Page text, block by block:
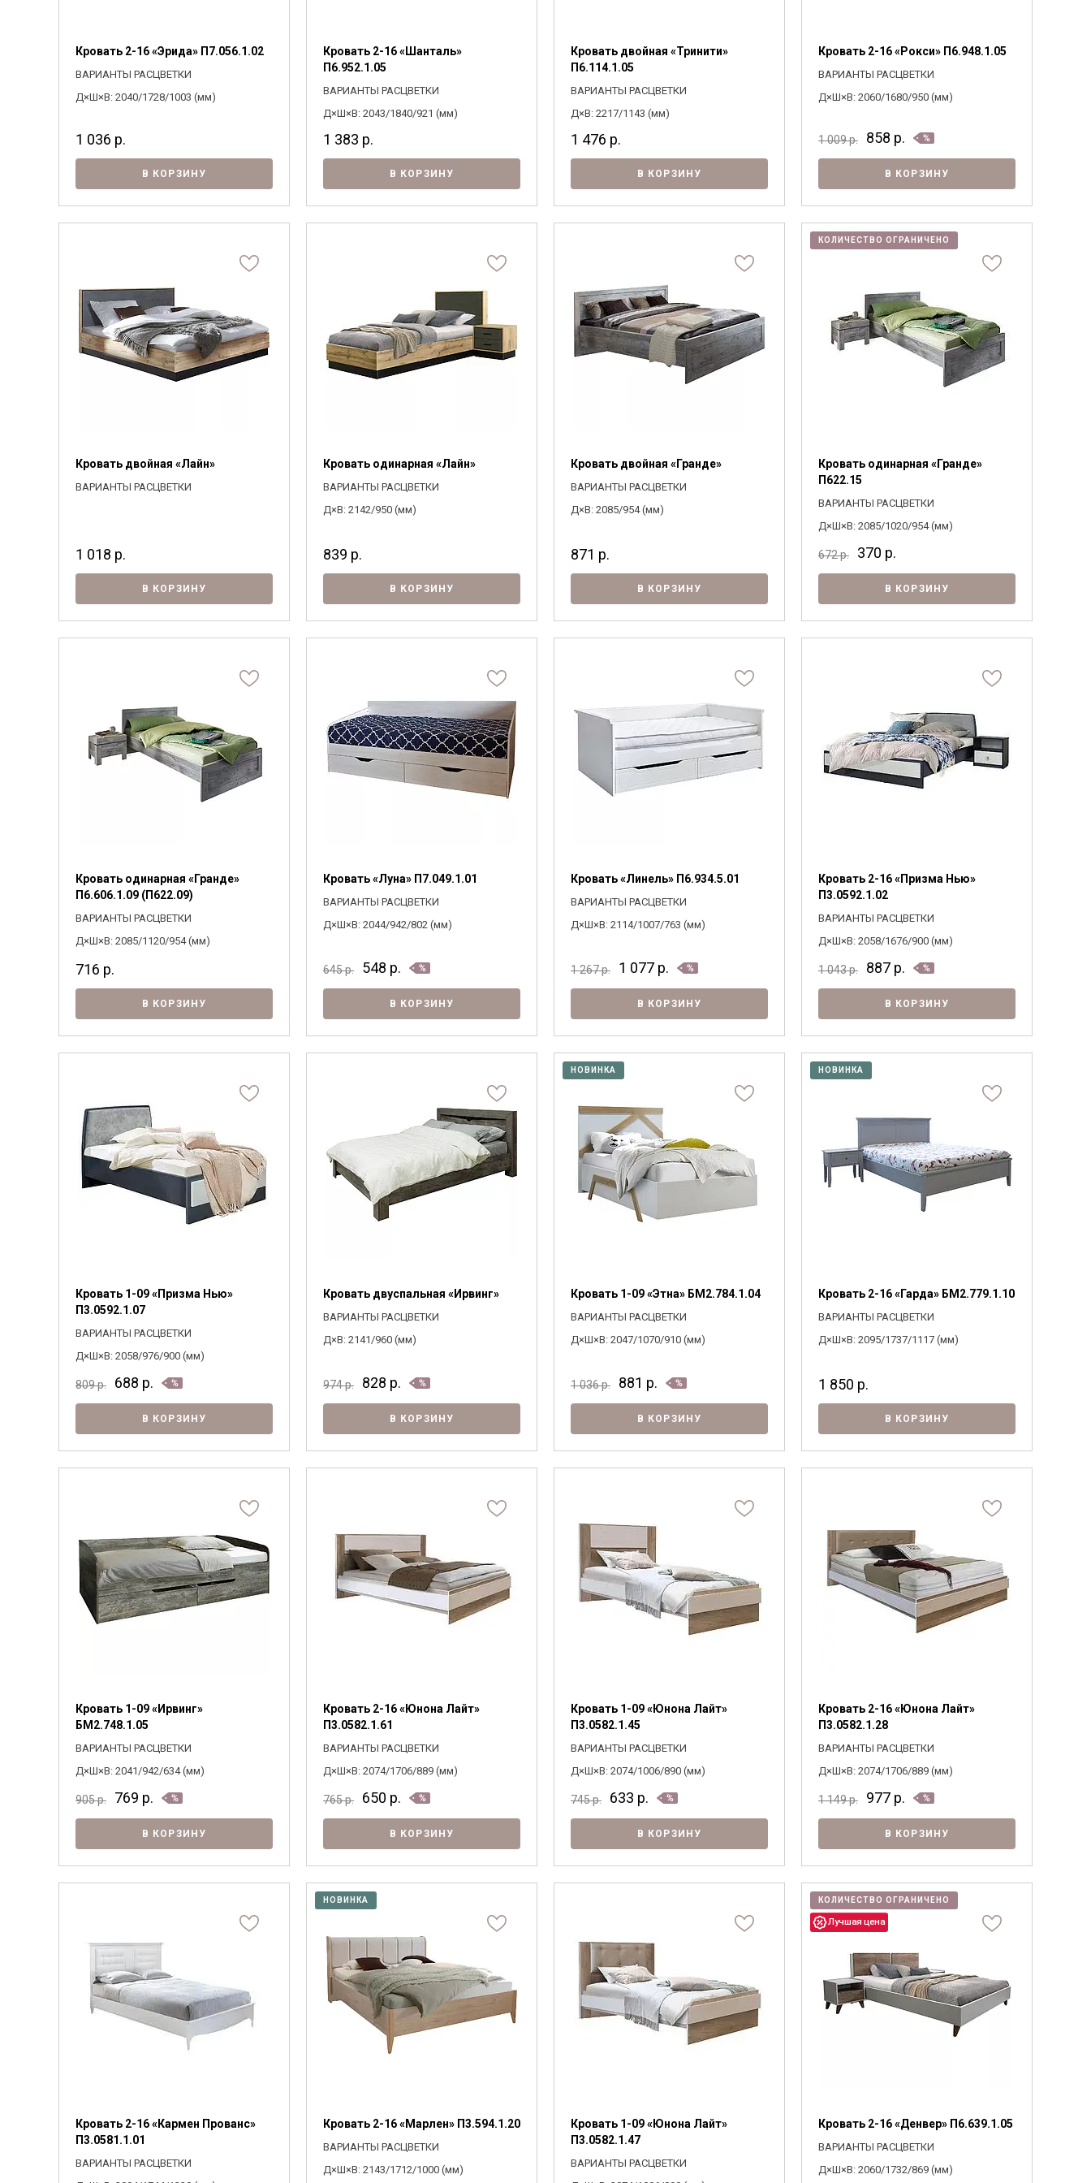
Я ознакомлен с Политикойв отношении
обработки персональных данных и
согласен на их обработку.
Кровать 2-16 «Эрида» П7.056.1.02
ВАРИАНТЫ РАСЦВЕТКИ
Д×Ш×В: 2040/1728/1003 (мм)
1 036 р.
В КОРЗИНУ
Кровать 2-16 «Шанталь»
П6.952.1.05
ВАРИАНТЫ РАСЦВЕТКИ
Д×Ш×В: 2043/1840/921 (мм)
1 383 р.
В КОРЗИНУ
Кровать двойная «Тринити»
П6.114.1.05
ВАРИАНТЫ РАСЦВЕТКИ
Д×В: 2217/1143 (мм)
1 476 р.
В КОРЗИНУ
Кровать 2-16 «Рокси» П6.948.1.05
ВАРИАНТЫ РАСЦВЕТКИ
Д×Ш×В: 2060/1680/950 (мм)
1 009р. 858 р.
В КОРЗИНУ
Кровать двойная «Лайн»
ВАРИАНТЫ РАСЦВЕТКИ
1 018 р.
В КОРЗИНУ
Кровать одинарная «Лайн»
ВАРИАНТЫ РАСЦВЕТКИ
Д×В: 2142/950 (мм)
839 р.
В КОРЗИНУ
Кровать двойная «Гранде»
ВАРИАНТЫ РАСЦВЕТКИ
Д×В: 2085/954 (мм)
871 р.
В КОРЗИНУ
КОЛИЧЕСТВО ОГРАНИЧЕНО
Кровать одинарная «Гранде»
П622.15
ВАРИАНТЫ РАСЦВЕТКИ
Д×Ш×В: 2085/1020/954 (мм)
672р. 370 р.
В КОРЗИНУ
Кровать одинарная «Гранде»
П6.606.1.09 (П622.09)
ВАРИАНТЫ РАСЦВЕТКИ
Д×Ш×В: 2085/1120/954 (мм)
716 р.
В КОРЗИНУ
Кровать «Луна» П7.049.1.01
ВАРИАНТЫ РАСЦВЕТКИ
Д×Ш×В: 2044/942/802 (мм)
645р. 548 р.
В КОРЗИНУ
Кровать «Линель» П6.934.5.01
ВАРИАНТЫ РАСЦВЕТКИ
Д×Ш×В: 2114/1007/763 (мм)
1 267р. 1 077 р.
В КОРЗИНУ
Кровать 2-16 «Призма Нью»
П3.0592.1.02
ВАРИАНТЫ РАСЦВЕТКИ
Д×Ш×В: 2058/1676/900 (мм)
1 043р. 887 р.
В КОРЗИНУ
Кровать 1-09 «Призма Нью»
П3.0592.1.07
ВАРИАНТЫ РАСЦВЕТКИ
Д×Ш×В: 2058/976/900 (мм)
809р. 688 р.
В КОРЗИНУ
Кровать двуспальная «Ирвинг»
ВАРИАНТЫ РАСЦВЕТКИ
Д×В: 2141/960 (мм)
974р. 828 р.
В КОРЗИНУ
НОВИНКА
Кровать 1-09 «Этна» БМ2.784.1.04
ВАРИАНТЫ РАСЦВЕТКИ
Д×Ш×В: 2047/1070/910 (мм)
1 036р. 881 р.
В КОРЗИНУ
НОВИНКА
Кровать 2-16 «Гарда» БМ2.779.1.10
ВАРИАНТЫ РАСЦВЕТКИ
Д×Ш×В: 2095/1737/1117 (мм)
1 850 р.
В КОРЗИНУ
Кровать 1-09 «Ирвинг»
БМ2.748.1.05
ВАРИАНТЫ РАСЦВЕТКИ
Д×Ш×В: 2041/942/634 (мм)
905р. 769 р.
В КОРЗИНУ
Кровать 2-16 «Юнона Лайт»
П3.0582.1.61
ВАРИАНТЫ РАСЦВЕТКИ
Д×Ш×В: 2074/1706/889 (мм)
765р. 650 р.
В КОРЗИНУ
Кровать 1-09 «Юнона Лайт»
П3.0582.1.45
ВАРИАНТЫ РАСЦВЕТКИ
Д×Ш×В: 2074/1006/890 (мм)
745р. 633 р.
В КОРЗИНУ
Кровать 2-16 «Юнона Лайт»
П3.0582.1.28
ВАРИАНТЫ РАСЦВЕТКИ
Д×Ш×В: 2074/1706/889 (мм)
1 149р. 977 р.
В КОРЗИНУ
Кровать 2-16 «Кармен Прованс»
П3.0581.1.01
ВАРИАНТЫ РАСЦВЕТКИ
НОВИНКА
Кровать 2-16 «Марлен» П3.594.1.20
ВАРИАНТЫ РАСЦВЕТКИ
Д×Ш×В: 2143/1712/1000 (мм)
Кровать 1-09 «Юнона Лайт»
П3.0582.1.47
ВАРИАНТЫ РАСЦВЕТКИ
КОЛИЧЕСТВО ОГРАНИЧЕНО
Кровать 2-16 «Денвер» П6.639.1.05
ВАРИАНТЫ РАСЦВЕТКИ
Д×Ш×В: 2060/1732/869 (мм)